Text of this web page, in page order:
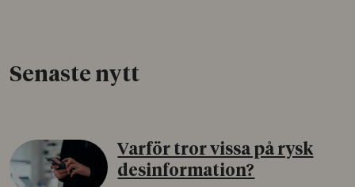
Senaste nytt
Varför tror vissa på rysk
desinformation?